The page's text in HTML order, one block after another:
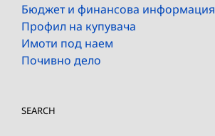
Бюджет и финансова информация
Профил на купувача
Имоти под наем
Почивно дело
SEARCH